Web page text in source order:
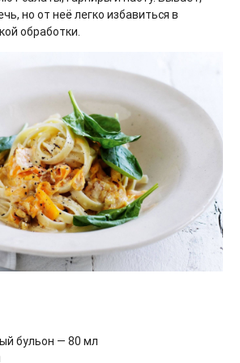
но от неё легко избавиться в
обработки.
бульон — 80 мл